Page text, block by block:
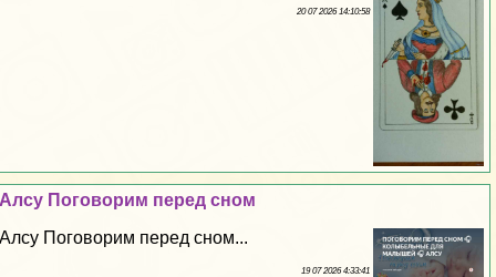
20 07 2026 14:10:58
Алсу Поговорим перед сном
Алсу Поговорим перед сном...
19 07 2026 4:33:41